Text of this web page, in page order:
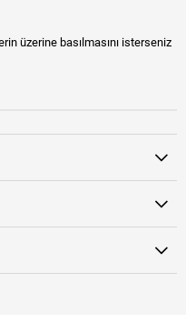
üzerine basılmasını isterseniz